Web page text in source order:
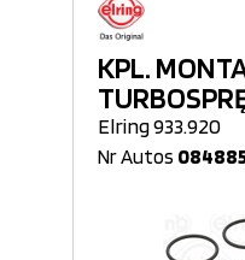
KPL.
Elring 933.920
Nr Autos